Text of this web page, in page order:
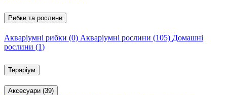
Рибки та рослини
Акваріумні рибки (0) Акваріумні рослини (105) Домашні
рослини (1)
Тераріум
Аксесуари (39)